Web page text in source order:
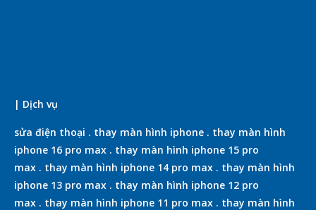
| Dịch vụ
sửa điện thoại . thay màn hình iphone . thay màn hình
iphone 16 pro max . thay màn hình iphone 15 pro
max . thay màn hình iphone 14 pro max . thay màn hình
iphone 13 pro max . thay màn hình iphone 12 pro
max . thay màn hình iphone 11 pro max . thay màn hình